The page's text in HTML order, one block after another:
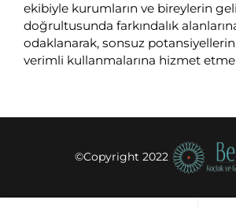
ekibiyle kurumların ve bireylerin
doğrultusunda farkındalık
odaklanarak, sonsuz
verimli kullanmalarına hizmet
©Copyright 2022